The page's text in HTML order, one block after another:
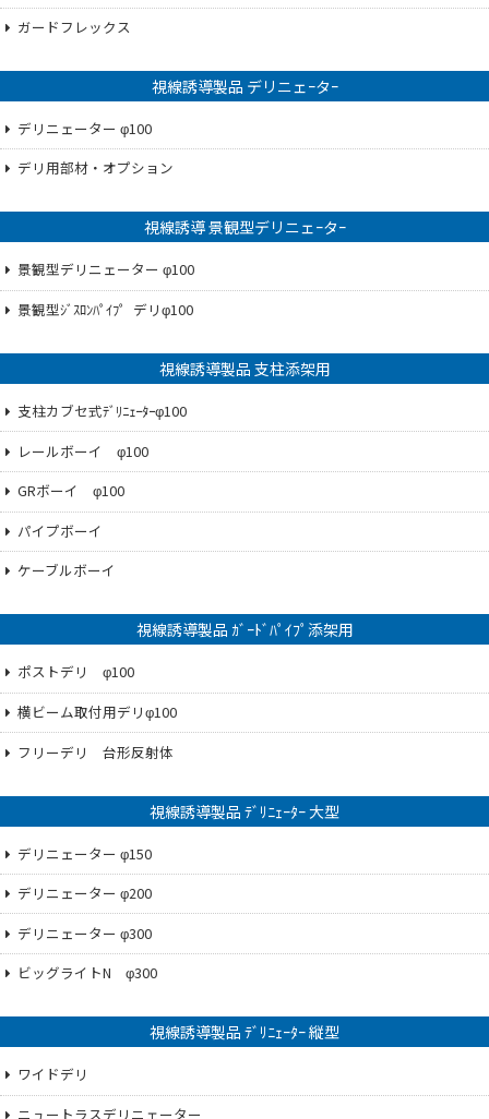
ガードフレックス
視線誘導製品 デリニェｰタｰ
デリニェーター φ100
デリ用部材・オプション
視線誘導 景観型デリニェｰタｰ
景観型デリニェーター φ100
景観型ｼﾞｽﾛﾝﾊﾟｲﾌ゜デリφ100
視線誘導製品 支柱添架用
支柱カブセ式ﾃﾞﾘﾆｪｰﾀｰφ100
レールボーイ φ100
GRボーイ φ100
パイプボーイ
ケーブルボーイ
視線誘導製品 ｶﾞｰﾄﾞﾊﾟｲﾌﾟ添架用
ポストデリ φ100
横ビーム取付用デリφ100
フリーデリ 台形反射体
視線誘導製品 ﾃﾞﾘﾆｪｰﾀｰ 大型
デリニェーター φ150
デリニェーター φ200
デリニェーター φ300
ビッグライトN φ300
視線誘導製品 ﾃﾞﾘﾆｪｰﾀｰ 縦型
ワイドデリ
ニュートラスデリニェーター